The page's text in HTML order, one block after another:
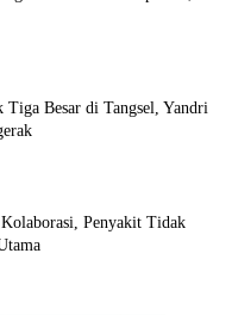
Besar di Tangsel, Yandri
Penyakit Tidak